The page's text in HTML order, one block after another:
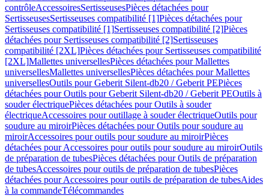
contrôleAccessoiresSertisseusesPièces détachées pour
SertisseusesSertisseuses compatibilité [1]Pièces détachées pour
Sertisseuses compatibilité [1]Sertisseuses compatibilité [2]Pièces
détachées pour Sertisseuses compatibilité [2]Sertisseuses
compatibilité [2XL]Pièces détachées pour Sertisseuses compatibilité
[2XL]Mallettes universellesPièces détachées pour Mallettes
universellesMallettes universellesPièces détachées pour Mallettes
universellesOutils pour Geberit Silent-db20 / Geberit PEPièces
détachées pour Outils pour Geberit Silent-db20 / Geberit PEOutils à
souder électriquePièces détachées pour Outils à souder
électriqueAccessoires pour outillage à souder électriqueOutils pour
soudure au miroirPièces détachées pour Outils pour soudure au
miroirAccessoires pour outils pour soudure au miroirPièces
détachées pour Accessoires pour outils pour soudure au miroirOutils
de préparation de tubesPièces détachées pour Outils de préparation
de tubesAccessoires pour outils de préparation de tubesPièces
détachées pour Accessoires pour outils de préparation de tubesAides
à la commandeTélécommandes